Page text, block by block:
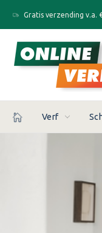
Gratis verzending v.a.
Verf